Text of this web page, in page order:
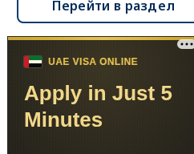
Перейти в раздел